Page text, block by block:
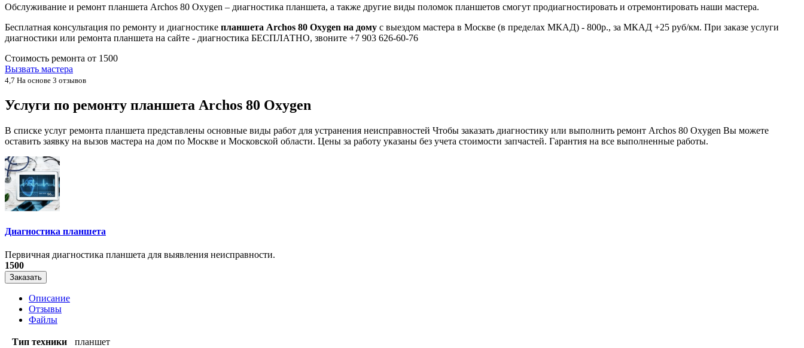
Обслуживание и ремонт планшета Archos 80 Oxygen – диагностика планшета, а также другие виды поломок планшетов смогут продиагностировать и отремонтировать наши мастера.
Бесплатная консультация по ремонту и диагностике планшета Archos 80 Oxygen на дому с выездом мастера в Москве (в пределах МКАД) - 800р., за МКАД +25 руб/км. При заказе услуги
диагностики или ремонта планшета на сайте - диагностика БЕСПЛАТНО, звоните +7 903 626-60-76
Стоимость ремонта от 1500
Вызвать мастера
4,7 На основе 3 отзывов
Услуги по ремонту планшета Archos 80 Oxygen
В списке услуг ремонта планшета представлены основные виды работ для устранения неисправностей Чтобы заказать диагностику или выполнить ремонт Archos 80 Oxygen Вы можете
оставить заявку на вызов мастера на дом по Москве и Московской области. Цены за работу указаны без учета стоимости запчастей. Гарантия на все выполненные работы.
Диагностика планшета
Первичная диагностика планшета для выявления неисправности.
1500
Заказать
Описание
Отзывы
Файлы
Тип техники
планшет